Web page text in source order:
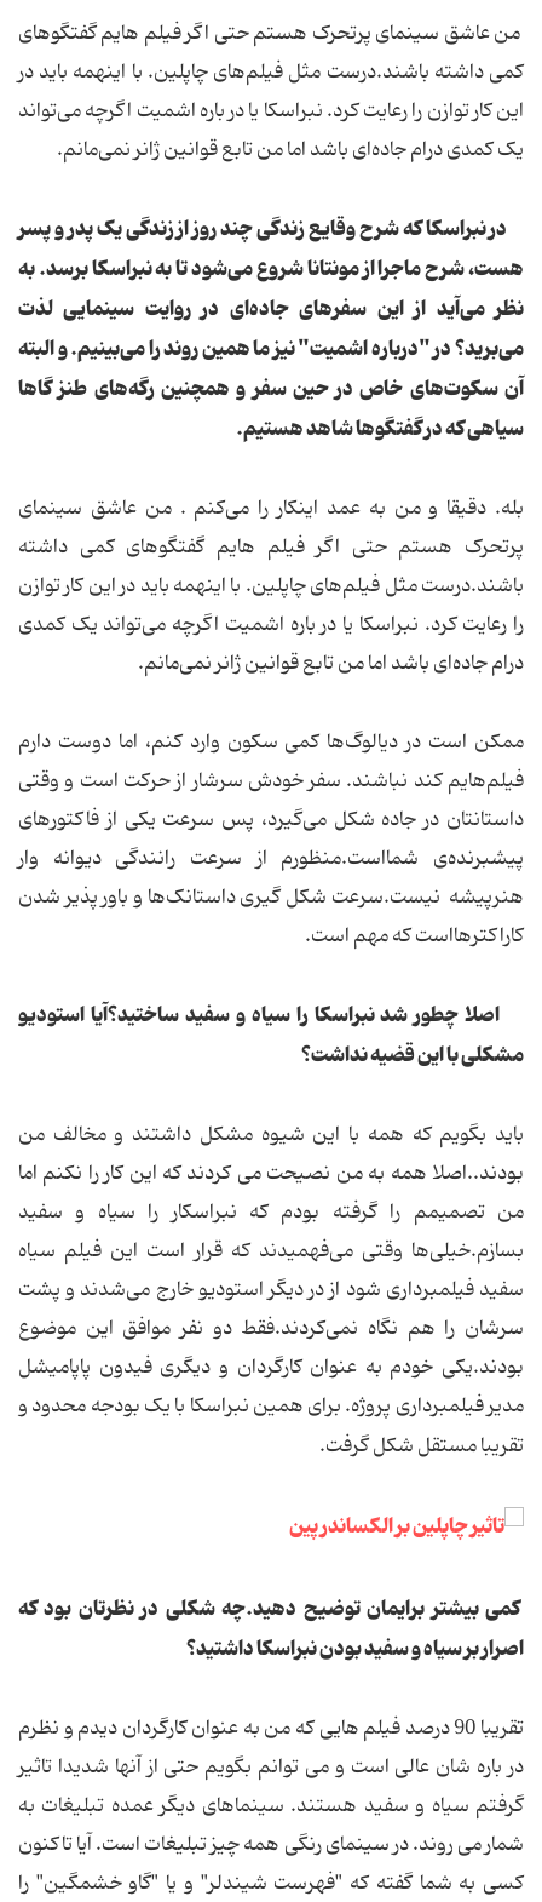
من عاشق سینمای پرتحرک هستم حتی اگر فیلم هایم گفتگوهای
کمی داشته باشند.درست مثل فیلم‌های چاپلین. با اینهمه باید در
این کار توازن را رعایت کرد. نبراسکا یا در باره اشمیت اگرچه می‌تواند
یک کمدی درام جاده‌ای باشد اما من تابع قوانین ژانر نمی‌مانم.
در نبراسکا که شرح وقایع زندگی چند روز از زندگی یک پدر و پسر
هست، شرح ماجرا از مونتانا شروع می‌شود تا به نبراسکا برسد. به
نظر می‌آید از این سفرهای جاده‌ای در روایت سینمایی لذت
می‌برید؟ در "درباره اشمیت" نیز ما همین روند را می‌بینیم. و البته
آن سکوت‌های خاص در حین سفر و همچنین رگه‌های طنز گاها
سیاهی که در گفتگوها شاهد هستیم.
بله. دقیقا و من به عمد اینکار را می‌کنم . من عاشق سینمای
پرتحرک هستم حتی اگر فیلم هایم گفتگوهای کمی داشته
باشند.درست مثل فیلم‌های چاپلین. با اینهمه باید در این کار توازن
را رعایت کرد. نبراسکا یا در باره اشمیت اگرچه می‌تواند یک کمدی
درام جاده‌ای باشد اما من تابع قوانین ژانر نمی‌مانم.
ممکن است در دیالوگ‌ها کمی سکون وارد کنم، اما دوست دارم
فیلم‌هایم کند نباشند. سفر خودش سرشار از حرکت است و وقتی
داستانتان در جاده شکل می‌گیرد، پس سرعت یکی از فاکتورهای
پیشبرنده‌ی شمااست.منظورم از سرعت رانندگی دیوانه وار
هنرپیشه نیست.سرعت شکل گیری داستانک‌ها و باور پذیر شدن
کاراکترهااست که مهم است.
اصلا چطور شد نبراسکا را سیاه و سفید ساختید؟آیا استودیو
مشکلی با این قضیه نداشت؟
باید بگویم که همه با این شیوه مشکل داشتند و مخالف من
بودند..اصلا همه به من نصیحت می کردند که این کار را نکنم اما
من تصمیمم را گرفته بودم که نبراسکار را سیاه و سفید
بسازم.خیلی‌ها وقتی می‌فهمیدند که قرار است این فیلم سیاه
سفید فیلمبرداری شود از در دیگر استودیو خارج می‌شدند و پشت
سرشان را هم نگاه نمی‌کردند.فقط دو نفر موافق این موضوع
بودند.یکی خودم به عنوان کارگردان و دیگری فیدون پاپامیشل
مدیر فیلمبرداری پروژه. برای همین نبراسکا با یک بودجه محدود و
تقریبا مستقل شکل گرفت.
کمی بیشتر برایمان توضیح دهید.چه شکلی در نظرتان بود که
اصرار بر سیاه و سفید بودن نبراسکا داشتید؟
تقریبا 90 درصد فیلم هایی که من به عنوان کارگردان دیدم و نظرم
در باره شان عالی است و می توانم بگویم حتی از آنها شدیدا تاثیر
گرفتم سیاه و سفید هستند. سینماهای دیگر عمده تبلیغات به
شمار می روند. در سینمای رنگی همه چیز تبلیغات است. آیا تاکنون
کسی به شما گفته که "فهرست شیندلر" و یا "گاو خشمگین" را